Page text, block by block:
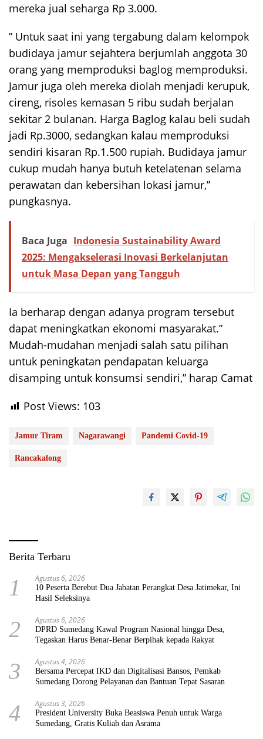
mereka jual seharga Rp 3.000.
” Untuk saat ini yang tergabung dalam kelompok
budidaya jamur sejahtera berjumlah anggota 30
orang yang memproduksi baglog memproduksi.
Jamur juga oleh mereka diolah menjadi kerupuk,
cireng, risoles kemasan 5 ribu sudah berjalan
sekitar 2 bulanan. Harga Baglog kalau beli sudah
jadi Rp.3000, sedangkan kalau memproduksi
sendiri kisaran Rp.1.500 rupiah. Budidaya jamur
cukup mudah hanya butuh ketelatenan selama
perawatan dan kebersihan lokasi jamur,”
pungkasnya.
Baca Juga Indonesia Sustainability Award
2025: Mengakselerasi Inovasi Berkelanjutan
untuk Masa Depan yang Tangguh
Ia berharap dengan adanya program tersebut
dapat meningkatkan ekonomi masyarakat.”
Mudah-mudahan menjadi salah satu pilihan
untuk peningkatan pendapatan keluarga
disamping untuk konsumsi sendiri,” harap Camat
Post Views: 103
Jamur Tiram Nagarawangi Pandemi Covid-19
Rancakalong
Berita Terbaru
1 Agustus 6, 2026
10 Peserta Berebut Dua Jabatan Perangkat Desa Jatimekar, Ini
Hasil Seleksinya
2 Agustus 6, 2026
DPRD Sumedang Kawal Program Nasional hingga Desa,
Tegaskan Harus Benar-Benar Berpihak kepada Rakyat
3 Agustus 4, 2026
Bersama Percepat IKD dan Digitalisasi Bansos, Pemkab
Sumedang Dorong Pelayanan dan Bantuan Tepat Sasaran
4 Agustus 3, 2026
President University Buka Beasiswa Penuh untuk Warga
Sumedang, Gratis Kuliah dan Asrama